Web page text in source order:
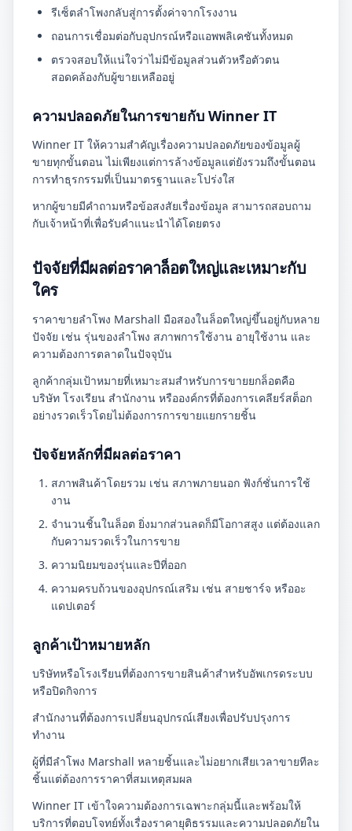
รีเซ็ตลำโพงกลับสู่การตั้งค่าจากโรงงาน
ถอนการเชื่อมต่อกับอุปกรณ์หรือแอพพลิเคชันทั้งหมด
ตรวจสอบให้แน่ใจว่าไม่มีข้อมูลส่วนตัวหรือตัวตน
สอดคล้องกับผู้ขายเหลืออยู่
ความปลอดภัยในการขายกับ Winner IT
Winner IT ให้ความสำคัญเรื่องความปลอดภัยของข้อมูลผู้
ขายทุกขั้นตอน ไม่เพียงแต่การล้างข้อมูลแต่ยังรวมถึงขั้นตอน
การทำธุรกรรมที่เป็นมาตรฐานและโปร่งใส
หากผู้ขายมีคำถามหรือข้อสงสัยเรื่องข้อมูล สามารถสอบถาม
กับเจ้าหน้าที่เพื่อรับคำแนะนำได้โดยตรง
ปัจจัยที่มีผลต่อราคาล็อตใหญ่และเหมาะกับ
ใคร
ราคาขายลำโพง Marshall มือสองในล็อตใหญ่ขึ้นอยู่กับหลาย
ปัจจัย เช่น รุ่นของลำโพง สภาพการใช้งาน อายุใช้งาน และ
ความต้องการตลาดในปัจจุบัน
ลูกค้ากลุ่มเป้าหมายที่เหมาะสมสำหรับการขายยกล็อตคือ
บริษัท โรงเรียน สำนักงาน หรือองค์กรที่ต้องการเคลียร์สต็อก
อย่างรวดเร็วโดยไม่ต้องการการขายแยกรายชิ้น
ปัจจัยหลักที่มีผลต่อราคา
สภาพสินค้าโดยรวม เช่น สภาพภายนอก ฟังก์ชั่นการใช้
งาน
จำนวนชิ้นในล็อต ยิ่งมากส่วนลดก็มีโอกาสสูง แต่ต้องแลก
กับความรวดเร็วในการขาย
ความนิยมของรุ่นและปีที่ออก
ความครบถ้วนของอุปกรณ์เสริม เช่น สายชาร์จ หรืออะ
แดปเตอร์
ลูกค้าเป้าหมายหลัก
บริษัทหรือโรงเรียนที่ต้องการขายสินค้าสำหรับอัพเกรดระบบ
หรือปิดกิจการ
สำนักงานที่ต้องการเปลี่ยนอุปกรณ์เสียงเพื่อปรับปรุงการ
ทำงาน
ผู้ที่มีลำโพง Marshall หลายชิ้นและไม่อยากเสียเวลาขายทีละ
ชิ้นแต่ต้องการราคาที่สมเหตุสมผล
Winner IT เข้าใจความต้องการเฉพาะกลุ่มนี้และพร้อมให้
บริการที่ตอบโจทย์ทั้งเรื่องราคายุติธรรมและความปลอดภัยใน